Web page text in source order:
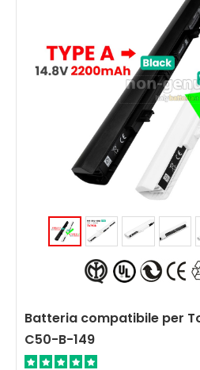
Batteria compatibile per
C50-B-149